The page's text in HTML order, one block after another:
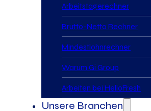
Arbeitstagerechner
Brutto-Netto Rechner
Mindestlohnrechner
Warum Gi Group
Arbeiten bei HelloFresh
Unsere Branchen